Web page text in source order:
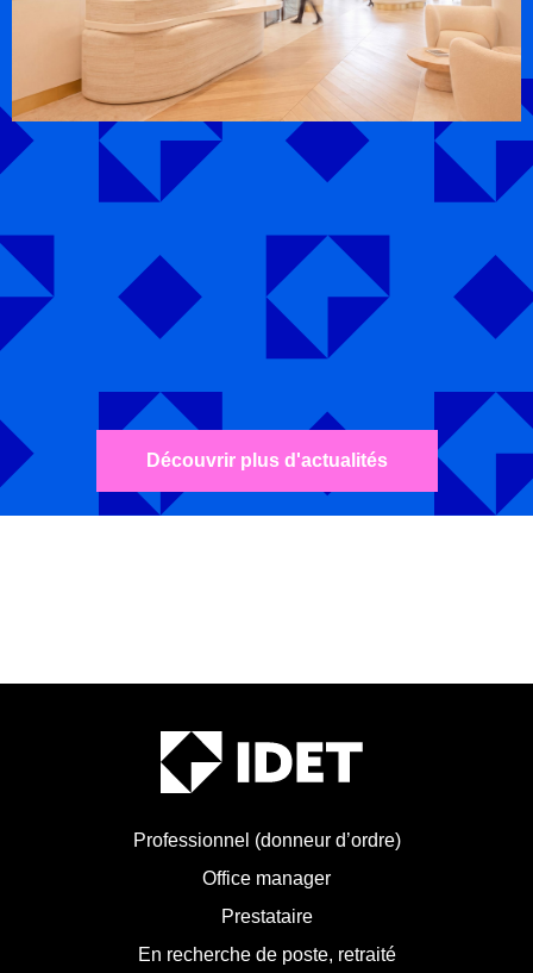
Découvrir plus d'actualités
Professionnel (donneur d’ordre)
Office manager
Prestataire
En recherche de poste, retraité